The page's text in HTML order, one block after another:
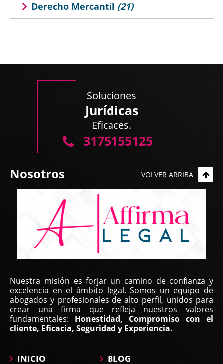
Derecho Mercantil (21)
Soluciones
Jurídicas
Eficaces.
3175155125
Nosotros
Nuestra misión es forjar un camino de confianza y
excelencia en el ámbito legal. Somos un equipo de
abogados y profesionales de alto perfil, unidos para
crear una firma que refleja nuestros valores
fundamentales: Honestidad, Compromiso con el
cliente, Eficacia, Seguridad y Experiencia.
VOLVER ARRIBA
INICIO BLOG